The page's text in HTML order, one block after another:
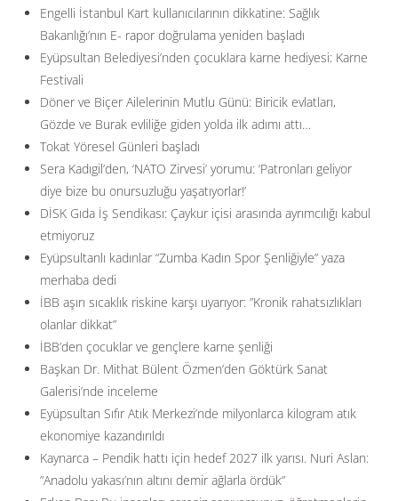
Engelli İstanbul Kart kullanıcılarının dikkatine: Sağlık
Bakanlığı’nın E- rapor doğrulama yeniden başladı
Eyüpsultan Belediyesi’nden çocuklara karne hediyesi: Karne
Festivali
Döner ve Biçer Ailelerinin Mutlu Günü: Biricik evlatları,
Gözde ve Burak evliliğe giden yolda ilk adımı attı…
Tokat Yöresel Günleri başladı
Sera Kadıgil’den, ‘NATO Zirvesi’ yorumu: ‘Patronları geliyor
diye bize bu onursuzluğu yaşatıyorlar!’
DİSK Gıda İş Sendikası: Çaykur içisi arasında ayrımcılığı kabul
etmiyoruz
Eyüpsultanlı kadınlar “Zumba Kadın Spor Şenliğiyle” yaza
merhaba dedi
İBB aşırı sıcaklık riskine karşı uyarıyor: ”Kronik rahatsızlıkları
olanlar dikkat”
İBB’den çocuklar ve gençlere karne şenliği
Başkan Dr. Mithat Bülent Özmen’den Göktürk Sanat
Galerisi’nde inceleme
Eyüpsultan Sıfır Atık Merkezi’nde milyonlarca kilogram atık
ekonomiye kazandırıldı
Kaynarca – Pendik hattı için hedef 2027 ilk yarısı. Nuri Aslan:
”Anadolu yakası’nın altını demir ağlarla ördük”